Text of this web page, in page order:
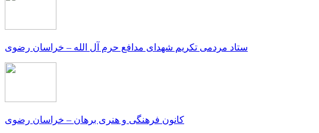
ستاد مردمی تکریم شهدای مدافع حرم آل الله – خراسان رضوی
کانون فرهنگی و هنری برهان – خراسان رضوی